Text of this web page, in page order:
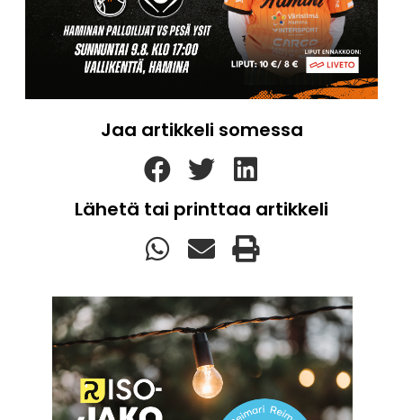
Jaa artikkeli somessa
Lähetä tai printtaa artikkeli